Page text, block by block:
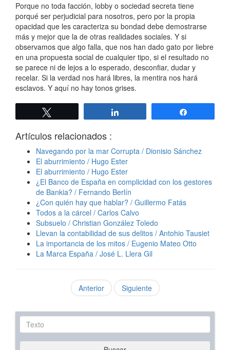
Porque no toda facción, lobby o sociedad secreta tiene
porqué ser perjudicial para nosotros, pero por la propia
opacidad que les caracteriza su bondad debe demostrarse
más y mejor que la de otras realidades sociales. Y si
observamos que algo falla, que nos han dado gato por liebre
en una propuesta social de cualquier tipo, si el resultado no
se parece ni de lejos a lo esperado, desconfiar, dudar y
recelar. Si la verdad nos hará libres, la mentira nos hará
esclavos. Y aquí no hay tonos grises.
Artículos relacionados :
Navegando por la mar Corrupta / Dionisio Sánchez
El aburrimiento / Hugo Ester
El aburrimiento / Hugo Ester
¿El Banco de España en complicidad con los gestores
de Bankia? / Fernando Berlín
¿Con quién hay que hablar? / Guillermo Fatás
Todos a la cárcel / Carlos Calvo
Subsuelo / Christian González Toledo
Llevan la contabilidad de sus delitos / Antohio Tausiet
La importancia de los mitos / Eugenio Mateo Otto
La Marca España / José L. Llera Gil
Anterior Siguiente
Texto